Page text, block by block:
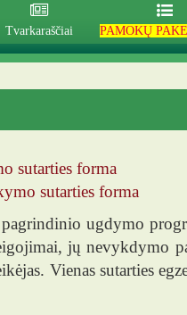
Tvarkaraščiai PAMOKŲ
sutarties forma
sutarties forma
ugdymo
jų nevykdymo
Vienas sutarties